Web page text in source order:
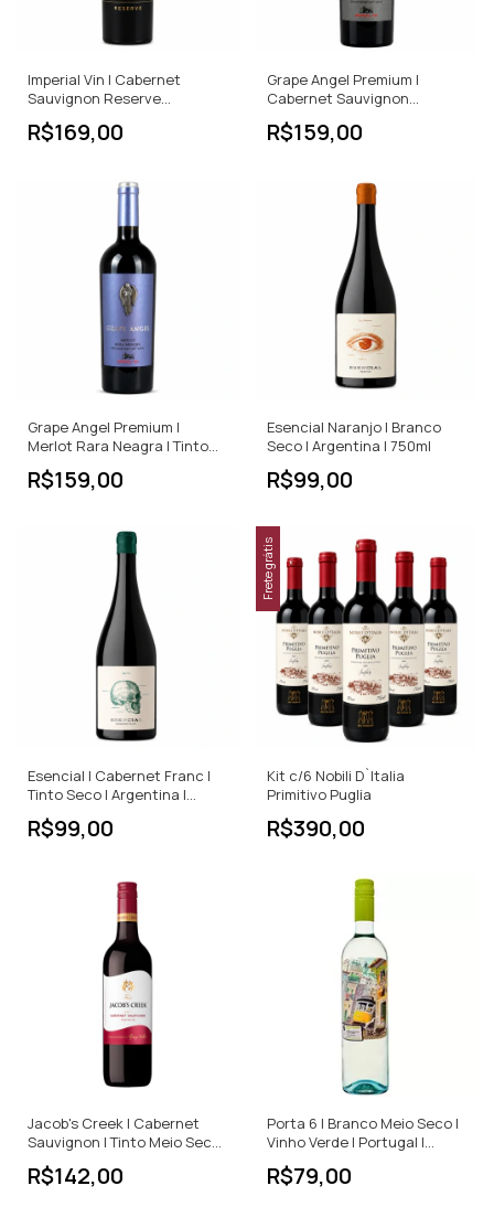
Imperial Vin | Cabernet
Sauvignon Reserve
750ml
R$169,00
Grape Angel Premium |
Cabernet Sauvignon
Seco | 750ml
R$159,00
Grape Angel Premium |
Merlot Rara Neagra | Tinto
Seco | 750ml
R$159,00
Esencial Naranjo | Branco
Seco | Argentina | 750ml
R$99,00
Esencial | Cabernet Franc |
Tinto Seco | Argentina |
R$99,00
Frete grátis
Kit c/6 Nobili D`Italia
Primitivo Puglia
R$390,00
Jacob's Creek | Cabernet
Sauvignon | Tinto Meio Seco |
750ml
R$142,00
Porta 6 | Branco Meio Seco |
Vinho Verde | Portugal |
750ml
R$79,00